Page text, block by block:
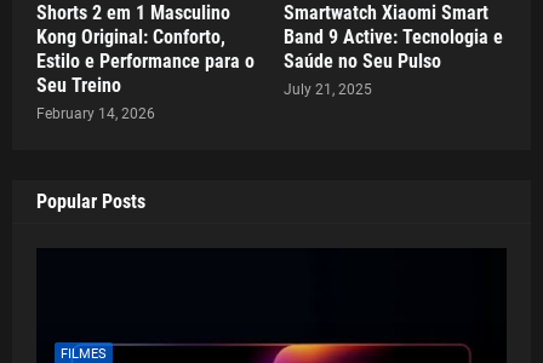
Shorts 2 em 1 Masculino
Kong Original: Conforto,
Estilo e Performance para o
Seu Treino
February 14, 2026
Smartwatch Xiaomi Smart
Band 9 Active: Tecnologia e
Saúde no Seu Pulso
July 21, 2025
Popular Posts
FILMES